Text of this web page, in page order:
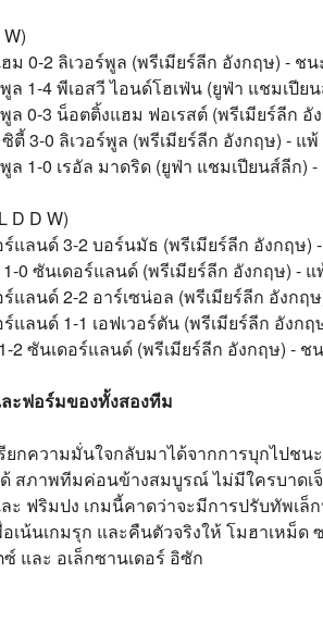
ม 0-2 ลิเวอร์พูล (พรีเมียร์ลีก อังกฤษ) - ชน
ล 1-4 พีเอสวี ไอนด์โฮเฟ่น (ยูฟ่า แชมเปีย
พูล 0-3 น็อตติ้งแฮม ฟอเรสต์ (พรีเมียร์ลีก อั
ตี้ 3-0 ลิเวอร์พูล (พรีเมียร์ลีก อังกฤษ) - แพ้
ล 1-0 เรอัล มาดริด (ยูฟ่า แชมเปียนส์ลีก)
D D W)
ร์แลนด์ 3-2 บอร์นมัธ (พรีเมียร์ลีก อังกฤษ)
0 ซันเดอร์แลนด์ (พรีเมียร์ลีก อังกฤษ) - แ
แลนด์ 2-2 อาร์เซน่อล (พรีเมียร์ลีก อังกฤ
แลนด์ 1-1 เอฟเวอร์ตัน (พรีเมียร์ลีก อังกฤ
2 ซันเดอร์แลนด์ (พรีเมียร์ลีก อังกฤษ) - ช
ะฟอร์มของทั้งสองทีม
ยกความมั่นใจกลับมาได้จากการบุกไปชน
สภาพทีมค่อนข้างสมบูรณ์ ไม่มีใครบาดเ
ะ ฟริมปง เกมนี้คาดว่าจะมีการปรับทัพเ
เน้นเกมรุก และคืนตัวจริงให้ โมฮาเหม็ด
ซ์ และ อเล็กซานเดอร์ อิซัก